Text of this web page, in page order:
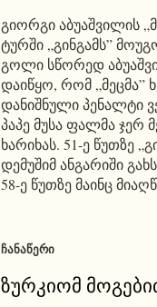
გიორგი აბუაშვილის
ტურში „გინგამს”
გოლი სწორედ
დაიწყო, რომ „მეცმა”
დანიშნული პენალტი
პაპე მუსა ფალმა ჯერ
ხარიხას. 51-ე წუთზე
დემუშიმ ანგარიში
58-ე წუთზე მაინც
ᲩᲐᲜᲐᲬᲔᲠᲘ
ზურკიომ